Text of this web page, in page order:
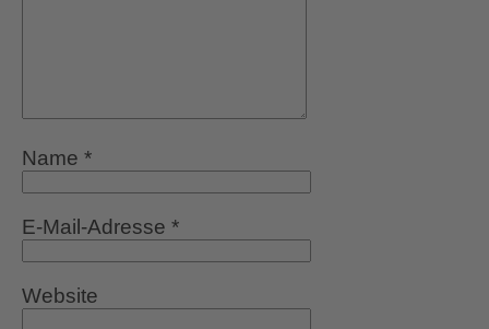
Name *
E-Mail-Adresse *
Website